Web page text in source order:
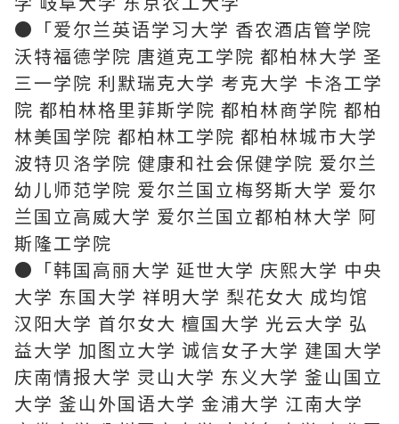
●「爱尔兰英语学习大学 香农酒店管学院
沃特福德学院 唐道克工学院 都柏林大学 圣
三一学院 利默瑞克大学 考克大学 卡洛工学
院 都柏林格里菲斯学院 都柏林商学院 都柏
林美国学院 都柏林工学院 都柏林城市大学
波特贝洛学院 健康和社会保健学院 爱尔兰
幼儿师范学院 爱尔兰国立梅努斯大学 爱尔
兰国立高威大学 爱尔兰国立都柏林大学 阿
斯隆工学院
●「韩国高丽大学 延世大学 庆熙大学 中央
大学 东国大学 祥明大学 梨花女大 成均馆
汉阳大学 首尔女大 檀国大学 光云大学 弘
益大学 加图立大学 诚信女子大学 建国大学
庆南情报大学 灵山大学 东义大学 釜山国立
大学 釜山外国语大学 金浦大学 江南大学